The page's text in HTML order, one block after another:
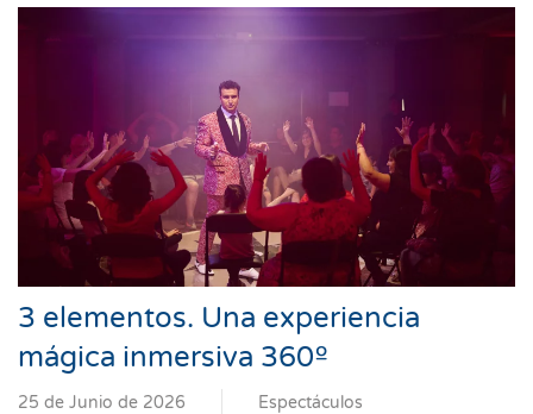
3 elementos. Una experiencia
mágica inmersiva 360º
25 de Junio de 2026 Espectáculos